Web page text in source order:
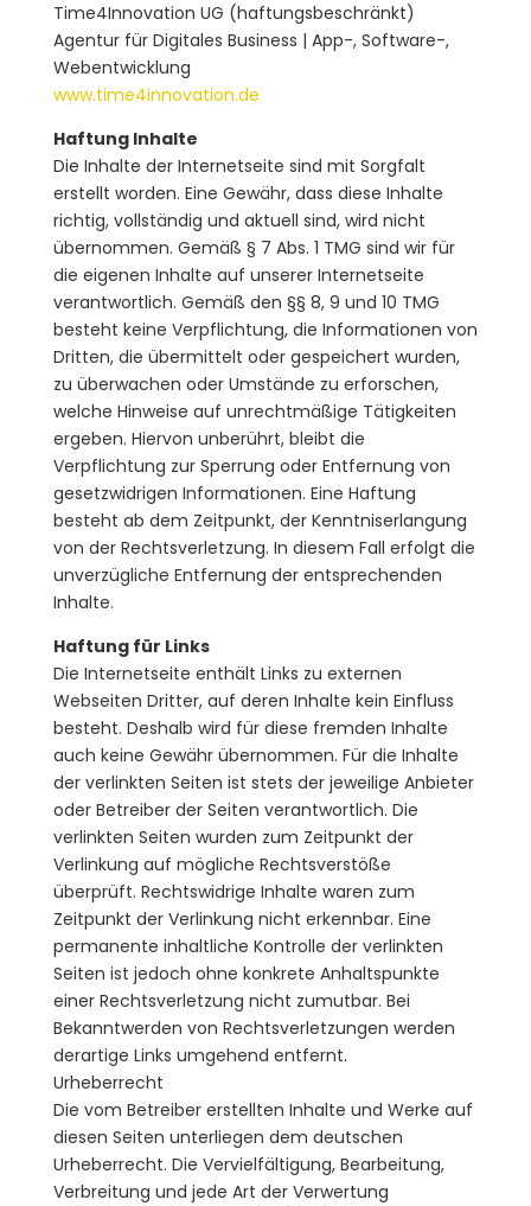
Time4Innovation UG (haftungsbeschränkt)
Agentur für Digitales Business | App-, Software-,
Webentwicklung
www.time4innovation.de
Haftung Inhalte
Die Inhalte der Internetseite sind mit Sorgfalt
erstellt worden. Eine Gewähr, dass diese Inhalte
richtig, vollständig und aktuell sind, wird nicht
übernommen. Gemäß § 7 Abs. 1 TMG sind wir für
die eigenen Inhalte auf unserer Internetseite
verantwortlich. Gemäß den §§ 8, 9 und 10 TMG
besteht keine Verpflichtung, die Informationen von
Dritten, die übermittelt oder gespeichert wurden,
zu überwachen oder Umstände zu erforschen,
welche Hinweise auf unrechtmäßige Tätigkeiten
ergeben. Hiervon unberührt, bleibt die
Verpflichtung zur Sperrung oder Entfernung von
gesetzwidrigen Informationen. Eine Haftung
besteht ab dem Zeitpunkt, der Kenntniserlangung
von der Rechtsverletzung. In diesem Fall erfolgt die
unverzügliche Entfernung der entsprechenden
Inhalte.
Haftung für Links
Die Internetseite enthält Links zu externen
Webseiten Dritter, auf deren Inhalte kein Einfluss
besteht. Deshalb wird für diese fremden Inhalte
auch keine Gewähr übernommen. Für die Inhalte
der verlinkten Seiten ist stets der jeweilige Anbieter
oder Betreiber der Seiten verantwortlich. Die
verlinkten Seiten wurden zum Zeitpunkt der
Verlinkung auf mögliche Rechtsverstöße
überprüft. Rechtswidrige Inhalte waren zum
Zeitpunkt der Verlinkung nicht erkennbar. Eine
permanente inhaltliche Kontrolle der verlinkten
Seiten ist jedoch ohne konkrete Anhaltspunkte
einer Rechtsverletzung nicht zumutbar. Bei
Bekanntwerden von Rechtsverletzungen werden
derartige Links umgehend entfernt.
Urheberrecht
Die vom Betreiber erstellten Inhalte und Werke auf
diesen Seiten unterliegen dem deutschen
Urheberrecht. Die Vervielfältigung, Bearbeitung,
Verbreitung und jede Art der Verwertung